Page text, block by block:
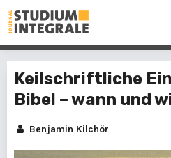
Keilschriftliche
Bibel – wann und
Benjamin Kilchör